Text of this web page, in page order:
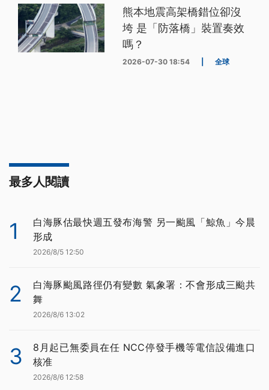
熊本地震高架橋錯位卻沒
垮 是「防落橋」裝置奏效
嗎？
2026-07-30 18:54 全球
最多人閱讀
1
白海豚估最快週五發布海警 另一颱風「鯨魚」今晨
形成
2026/8/5 12:50
2
白海豚颱風路徑仍有變數 氣象署：不會形成三颱共
舞
2026/8/6 13:02
3
8月起已無委員在任 NCC停發手機等電信設備進口
核准
2026/8/6 12:58